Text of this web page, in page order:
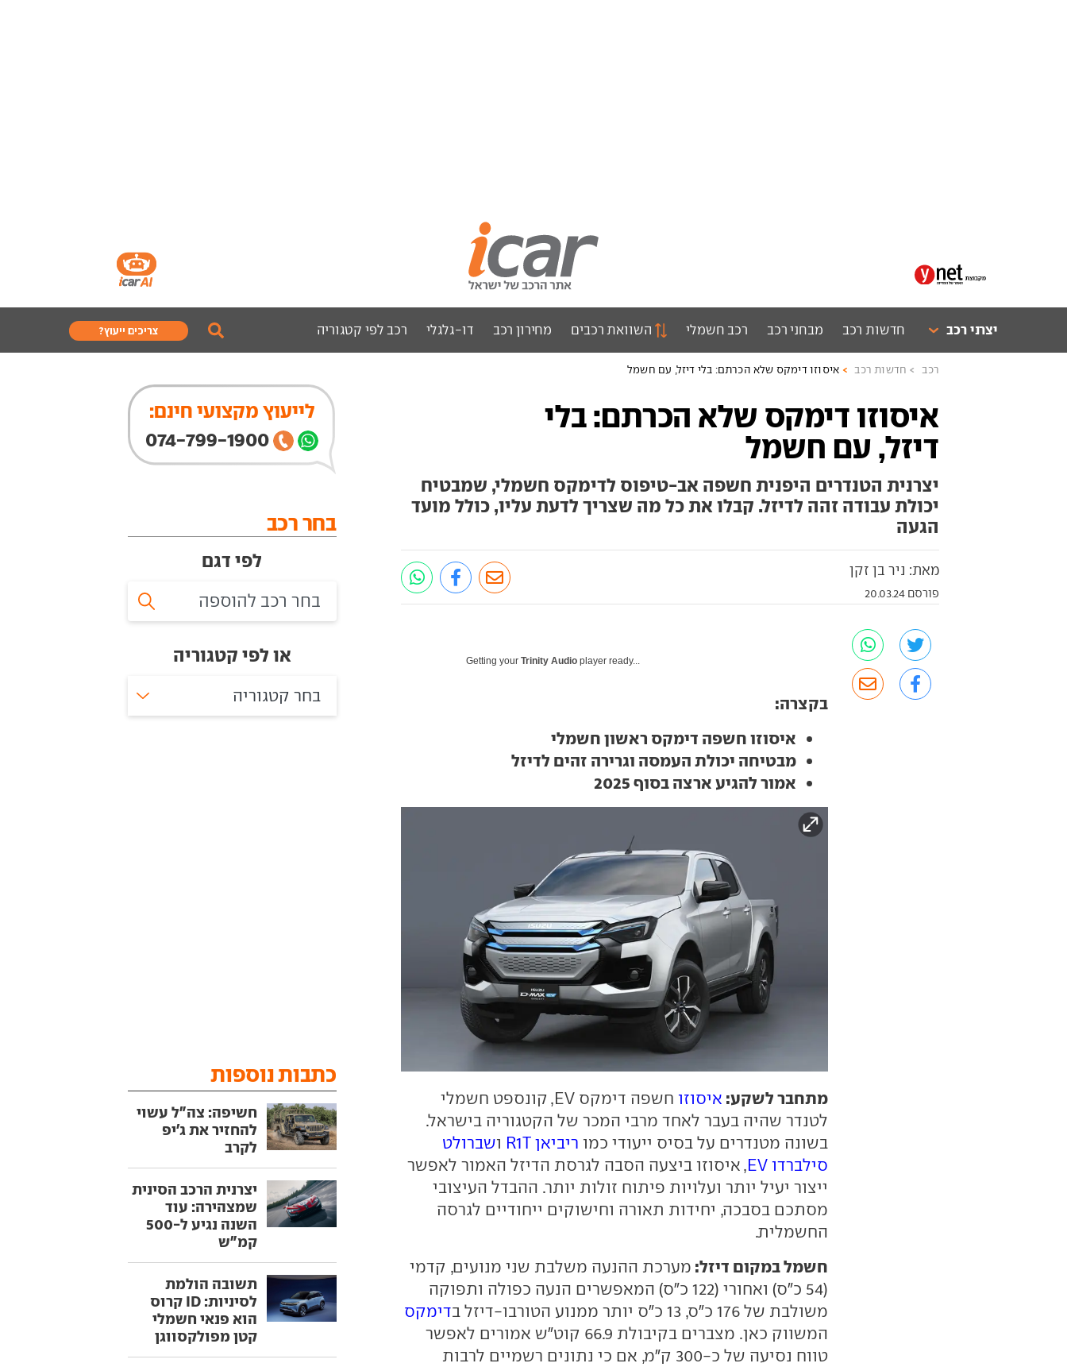
יצרני רכב חדשות רכב מבחני רכב רכב חשמלי השוואת רכבים מחירון רכב דו-גלגלי רכב לפי קטגוריה צריכים ייעוץ?
רכב חדשות רכב איסוזו דימקס שלא הכרתם: בלי דיזל, עם חשמל
איסוזו דימקס שלא הכרתם: בלי
דיזל, עם חשמל
יצרנית הטנדרים היפנית חשפה אב-טיפוס לדימקס חשמלי, שמבטיח
יכולת עבודה זהה לדיזל. קבלו את כל מה שצריך לדעת עליו, כולל מועד
הגעה
מאת: ניר בן זקן
פורסם 20.03.24
Getting yourTrinity Audio player ready...
בקצרה:
איסוזו חשפה דימקס ראשון חשמלי
מבטיחה יכולת העמסה וגרירה זהים לדיזל
אמור להגיע ארצה בסוף 2025
מתחבר לשקע: איסוזו
חשפה דימקס EV, קונספט חשמלי
לטנדר שהיה בעבר לאחד מרבי המכר של הקטגוריה בישראל.
בשונה מטנדרים על בסיס ייעודי כמו ריביאן R1T ושברולט
סילברדו EV
, איסוזו ביצעה הסבה לגרסת הדיזל האמור לאפשר
ייצור יעיל יותר ועלויות פיתוח זולות יותר. ההבדל העיצובי
מסתכם בסבכה, יחידות תאורה וחישוקים ייחודיים לגרסה
החשמלית.
חשמל במקום דיזל: מערכת ההנעה משלבת שני מנועים, קדמי
(54 כ"ס) ואחורי (122 כ"ס) המאפשרים הנעה כפולה ותפוקה
משולבת של 176 כ"ס, 13 כ"ס יותר ממנוע הטורבו-דיזל ב
דימקס
המשווק כאן. מצברים בקיבולת 66.9 קוט"ש אמורים לאפשר
טווח נסיעה של כ-300 ק"מ, אם כי נתונים רשמיים לרבות
לייעוץ מקצועי חינם:
074-799-1900
בחר רכב
לפי דגם
או לפי קטגוריה
בחר קטגוריה
כתבות נוספות
חשיפה: צה"ל עשוי
להחזיר את ג'יפ
לקרב
יצרנית הרכב הסינית
שמצהירה: עוד
השנה נגיע ל-500
קמ"ש
תשובה הולמת
לסיניות: ID קרוס
הוא פנאי חשמלי
קטן מפולקסווגן